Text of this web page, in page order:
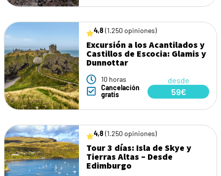
4,8 (1.250 opiniones)
Excursión a los Acantilados y
Castillos de Escocia: Glamis y
Dunnottar
10 horas
Cancelación
gratis
desde
59€
4,8 (1.250 opiniones)
Tour 3 días: Isla de Skye y
Tierras Altas – Desde
Edimburgo